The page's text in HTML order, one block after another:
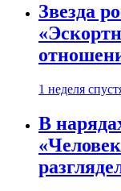
Звезда
1 неделя
В